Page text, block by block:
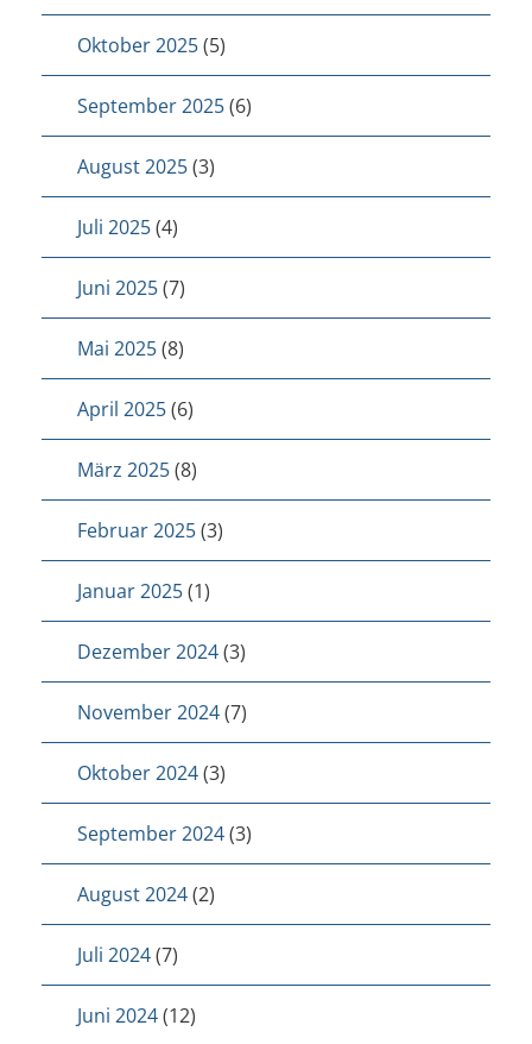
Oktober 2025(5)
September 2025(6)
August 2025(3)
Juli 2025(4)
Juni 2025(7)
Mai 2025(8)
April 2025(6)
März 2025(8)
Februar 2025(3)
Januar 2025(1)
Dezember 2024(3)
November 2024(7)
Oktober 2024(3)
September 2024(3)
August 2024(2)
Juli 2024(7)
Juni 2024(12)